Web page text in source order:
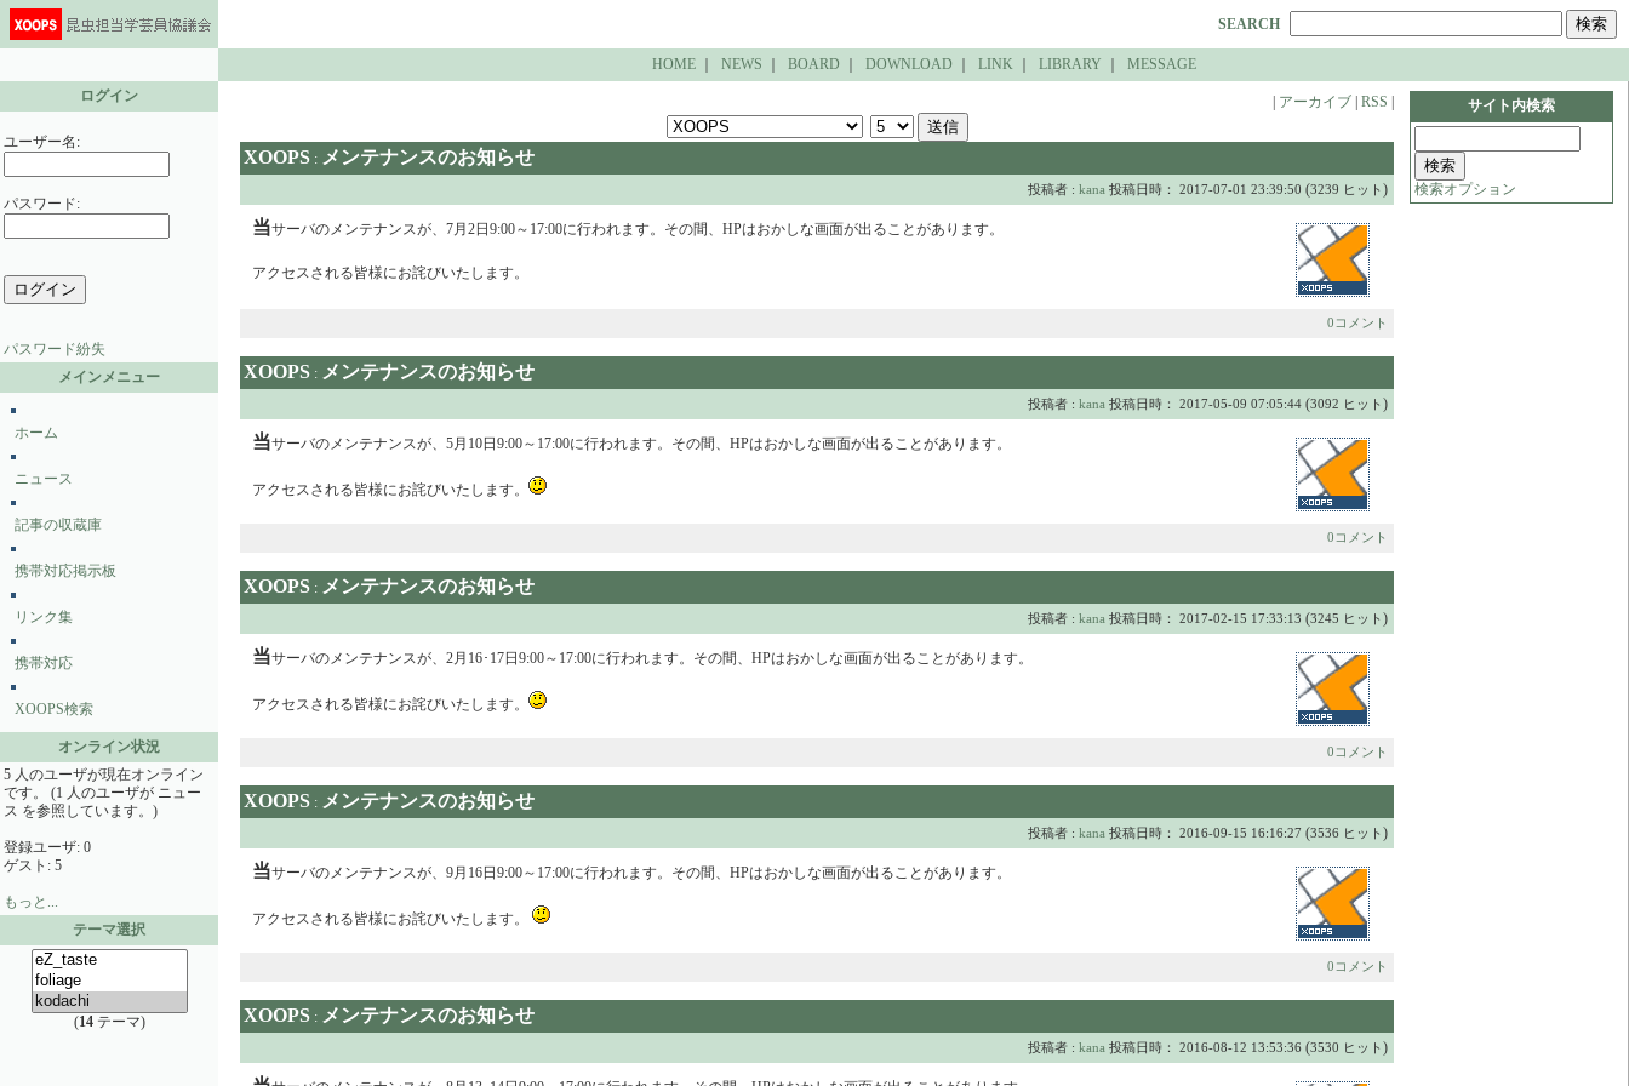
SEARCH
HOME｜ NEWS BOARD DOWNLOAD LINK｜ LIBRARY
MESSAGE
ログイン
ユーザー名:
パスワード:
パスワード紛失
メインメニュー
ホーム
ニュース
記事の収蔵庫
携帯対応掲示板
リンク集
携帯対応
XOOPS検索
オンライン状況
5 人のユーザが現在オンライン
です。 (1 人のユーザが ニュー
ス を参照しています。)
登録ユーザ: 0
ゲスト: 5
もっと...
テーマ選択
(14テーマ)
アーカイブ RSS
XOOPS : メンテナンスのお知らせ
投稿者 : kana 投稿日時： 2017-07-01 23:39:50 (3239 ヒット )
当サーバのメンテナンスが、7月2日9:00～17:00に行われます。その間、HPはおかしな画面が出ることがあります。
アクセスされる皆様にお詫びいたします。
0コメント
XOOPS : メンテナンスのお知らせ
投稿者 : kana 投稿日時： 2017-05-09 07:05:44 (3092 ヒット )
当サーバのメンテナンスが、5月10日9:00～17:00に行われます。その間、HPはおかしな画面が出ることがあります。
アクセスされる皆様にお詫びいたします。
0コメント
XOOPS : メンテナンスのお知らせ
投稿者 : kana 投稿日時： 2017-02-15 17:33:13 (3245 ヒット )
当サーバのメンテナンスが、2月16･17日9:00～17:00に行われます。その間、HPはおかしな画面が出ることがあります。
アクセスされる皆様にお詫びいたします。
0コメント
XOOPS : メンテナンスのお知らせ
投稿者 : kana 投稿日時： 2016-09-15 16:16:27 (3536 ヒット )
当サーバのメンテナンスが、9月16日9:00～17:00に行われます。その間、HPはおかしな画面が出ることがあります。
アクセスされる皆様にお詫びいたします。
0コメント
XOOPS : メンテナンスのお知らせ
投稿者 : kana 投稿日時： 2016-08-12 13:53:36 (3530 ヒット )
サイト内検索
検索オプション